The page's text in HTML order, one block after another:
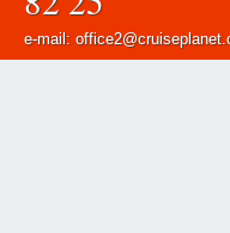
e-mail: